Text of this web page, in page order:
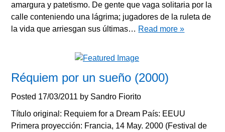
amargura y patetismo. De gente que vaga solitaria por la
calle conteniendo una lágrima; jugadores de la ruleta de
la vida que arriesgan sus últimas… Read more »
Réquiem por un sueño (2000)
Posted 17/03/2011 by Sandro Fiorito
Título original: Requiem for a Dream País: EEUU
Primera proyección: Francia, 14 May. 2000 (Festival de